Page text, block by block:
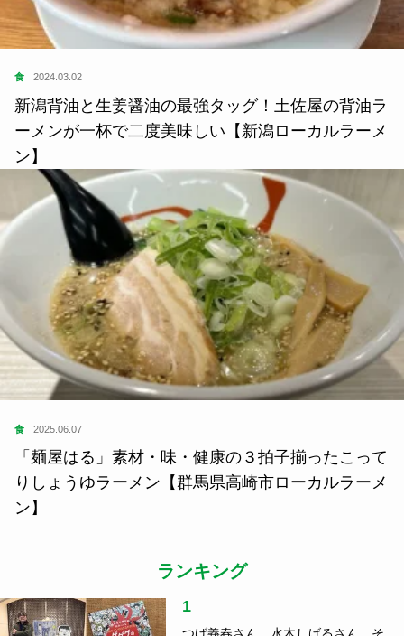
食 2024.03.02
新潟背油と生姜醤油の最強タッグ！土佐屋の背油ラ
ーメンが一杯で二度美味しい【新潟ローカルラーメ
ン】
食 2025.06.07
「麺屋はる」素材・味・健康の３拍子揃ったこって
りしょうゆラーメン【群馬県高崎市ローカルラーメ
ン】
ランキング
1